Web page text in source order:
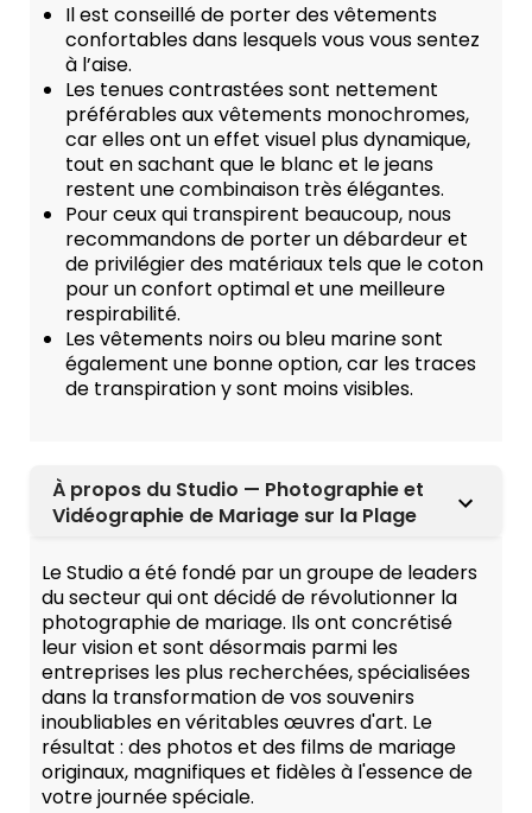
Il est conseillé de porter des vêtements
confortables dans lesquels vous vous sentez
à l’aise.
Les tenues contrastées sont nettement
préférables aux vêtements monochromes,
car elles ont un effet visuel plus dynamique,
tout en sachant que le blanc et le jeans
restent une combinaison très élégantes.
Pour ceux qui transpirent beaucoup, nous
recommandons de porter un débardeur et
de privilégier des matériaux tels que le coton
pour un confort optimal et une meilleure
respirabilité.
Les vêtements noirs ou bleu marine sont
également une bonne option, car les traces
de transpiration y sont moins visibles.
À propos du Studio — Photographie et
Vidéographie de Mariage sur la Plage
Le Studio a été fondé par un groupe de leaders
du secteur qui ont décidé de révolutionner la
photographie de mariage. Ils ont concrétisé
leur vision et sont désormais parmi les
entreprises les plus recherchées, spécialisées
dans la transformation de vos souvenirs
inoubliables en véritables œuvres d'art. Le
résultat : des photos et des films de mariage
originaux, magnifiques et fidèles à l'essence de
votre journée spéciale.